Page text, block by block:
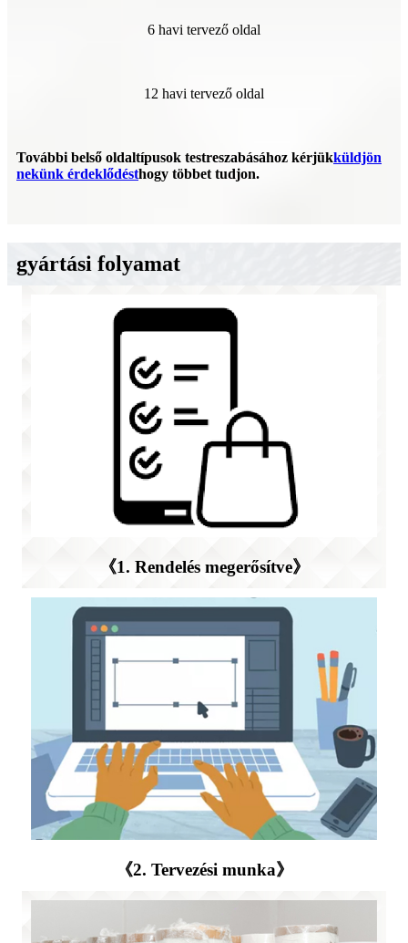
6 havi tervező oldal
12 havi tervező oldal
További belső oldaltípusok testreszabásához kérjükküldjön
nekünk érdeklődésthogy többet tudjon.
gyártási folyamat
《1. Rendelés megerősítve》
《2. Tervezési munka》